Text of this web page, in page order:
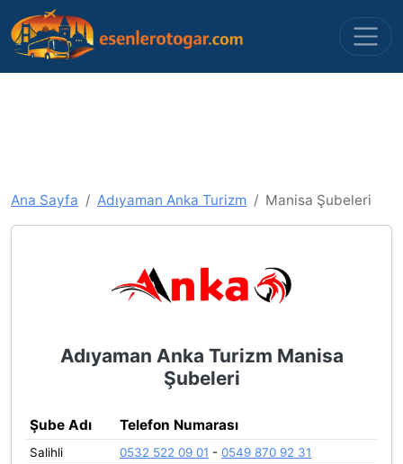
Ana Sayfa Adıyaman Anka Turizm Manisa Şubeleri
Adıyaman Anka Turizm Manisa
Şubeleri
Şube Adı Telefon Numarası
Salihli 0532 522 09 01 - 0549 870 92 31